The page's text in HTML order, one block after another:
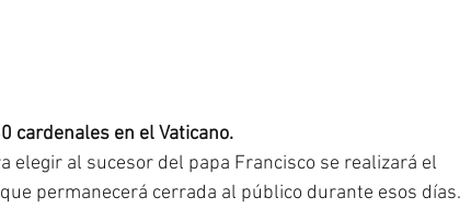
cardenales en el Vaticano.
elegir al sucesor del papa Francisco se realizará el
permanecerá cerrada al público durante esos días.